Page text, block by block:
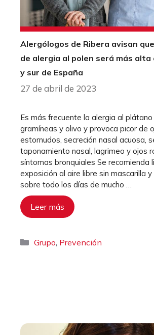
Alergólogos de Ribera avisan
de alergia al polen será más alta
y sur de España
27 de abril de 2023
Es más frecuente la alergia al plátano
gramíneas y olivo y provoca picor de
estornudos, secreción nasal acuosa,
taponamiento nasal, lagrimeo y ojos
síntomas bronquiales Se recomienda
exposición al aire libre sin mascarilla y
sobre todo los días de mucho …
Leer más
Categorías
Grupo, Prevención